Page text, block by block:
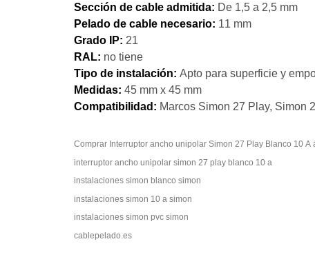
Sección de cable admitida: De 1,5 a 2,5 mm
Pelado de cable necesario: 11 mm
Grado IP: 21
RAL: no tiene
Tipo de instalación: Apto para superficie y
Medidas: 45 mm x 45 mm
Compatibilidad: Marcos Simon 27 Play, Simon
Comprar Interruptor ancho unipolar
interruptor ancho unipolar simon 27 play blanco 10 a
instalaciones simon blanco simon
instalaciones simon 10 a simon
instalaciones simon pvc simon
cablepelado.es